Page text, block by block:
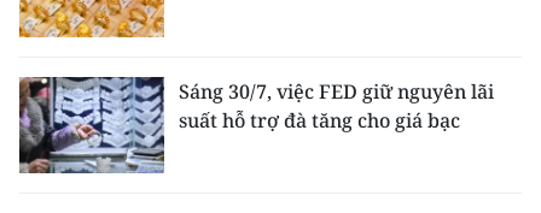
Sáng 30/7, việc FED giữ nguyên lãi
suất hỗ trợ đà tăng cho giá bạc